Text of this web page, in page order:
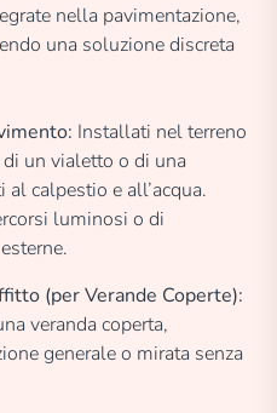
nella pavimentazione,
una soluzione discreta
Installati nel terreno
un vialetto o di una
calpestio e all’acqua.
luminosi o di
(per Verande Coperte):
veranda coperta,
generale o mirata senza